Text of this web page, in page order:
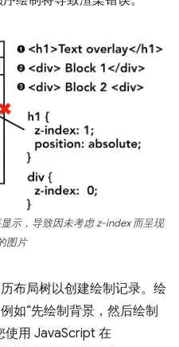
示，导致因未考虑 z-index 而呈现
图片
布局树以创建绘制记录。绘
如“先绘制背景，然后绘制
使用 JavaScript 在